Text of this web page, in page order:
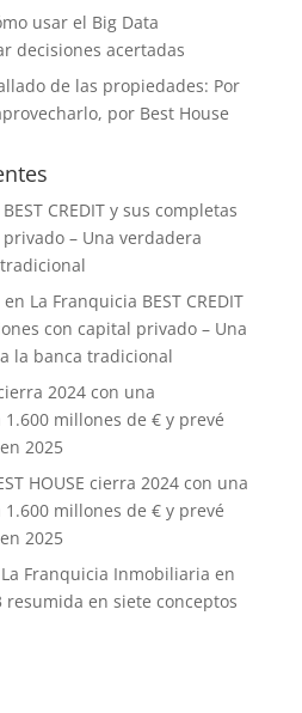
usar el Big Data
decisiones acertadas
de las propiedades: Por
por Best House
CREDIT y sus completas
– Una verdadera
en La Franquicia BEST CREDIT
con capital privado – Una
la banca tradicional
2024 con una
millones de € y prevé
2025
HOUSE cierra 2024 con una
millones de € y prevé
2025
La Franquicia Inmobiliaria en
en siete conceptos